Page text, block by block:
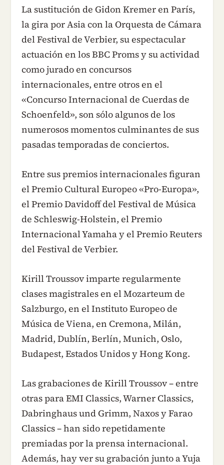
La sustitución de Gidon Kremer en París,
la gira por Asia con la Orquesta de Cámara
del Festival de Verbier, su espectacular
actuación en los BBC Proms y su actividad
como jurado en concursos
internacionales, entre otros en el
«Concurso Internacional de Cuerdas de
Schoenfeld», son sólo algunos de los
numerosos momentos culminantes de sus
pasadas temporadas de conciertos.
Entre sus premios internacionales figuran
el Premio Cultural Europeo «Pro-Europa»,
el Premio Davidoff del Festival de Música
de Schleswig-Holstein, el Premio
Internacional Yamaha y el Premio Reuters
del Festival de Verbier.
Kirill Troussov imparte regularmente
clases magistrales en el Mozarteum de
Salzburgo, en el Instituto Europeo de
Música de Viena, en Cremona, Milán,
Madrid, Dublín, Berlín, Munich, Oslo,
Budapest, Estados Unidos y Hong Kong.
Las grabaciones de Kirill Troussov – entre
otras para EMI Classics, Warner Classics,
Dabringhaus und Grimm, Naxos y Farao
Classics – han sido repetidamente
premiadas por la prensa internacional.
Además, hay ver su grabación junto a Yuja